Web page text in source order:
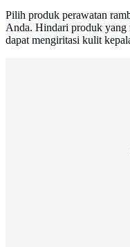
Pilih produk perawatan
Anda. Hindari produk yang
dapat mengiritasi kulit